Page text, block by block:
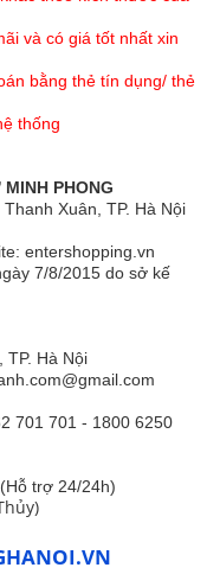
họa tiết tinh tế
nêu có điều kiện
và có giá tốt nhất xin
bằng thẻ tín dụng/ thẻ
thống
PHONG
Xuân, TP. Hà Nội
entershopping.vn
7/8/2015 do sở kế
TP. Hà Nội
701 701 - 1800 6250
trợ 24/24h)